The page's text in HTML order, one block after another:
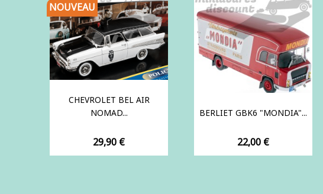
CHEVROLET BEL AIR
NOMAD...
Prix
29,90 €
NOUVEAU
BERLIET GBK6 "MONDIA"...
Prix
22,00 €